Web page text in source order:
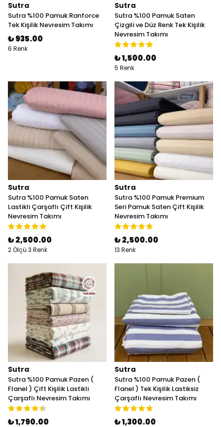
Sutra
Sutra %100 Pamuk Ranforce
Tek Kişilik Nevresim Takımı
₺ 935.00
6 Renk
Sutra
Sutra %100 Pamuk Saten
Çizgili ve Düz Renk Tek Kişilik
Nevresim Takımı
₺ 1,500.00
5 Renk
Sutra
Sutra %100 Pamuk Saten
Lastikli Çarşaflı Çift Kişilik
Nevresim Takımı
₺ 2,500.00
2 Ölçü 3 Renk
Sutra
Sutra %100 Pamuk Premium
Seri Pamuk Saten Çift Kişilik
Nevresim Takımı
₺ 2,500.00
13 Renk
Sutra
Sutra %100 Pamuk Pazen (
Flanel ) Çift Kişilik Lastikli
Çarşaflı Nevresim Takımı
₺ 1,790.00
Sutra
Sutra %100 Pamuk Pazen (
Flanel ) Tek Kişilik Lastiksiz
Çarşaflı Nevresim Takımı
₺ 1,300.00